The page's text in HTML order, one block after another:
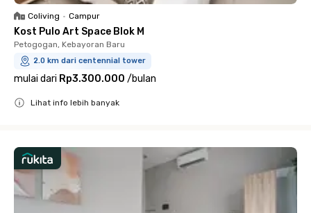
Coliving • Campur
Kost Pulo Art Space Blok M
Petogogan, Kebayoran Baru
2.0 km dari centennial tower
mulai dari Rp3.300.000 /bulan
Lihat info lebih banyak